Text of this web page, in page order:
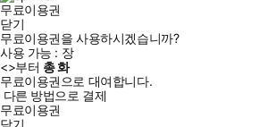
무료이용권
닫기
무료이용권을 사용하시겠습니까?
사용 가능 : 장
<>부터 총화
무료이용권으로 대여합니다.
다른 방법으로 결제
무료이용권
닫기